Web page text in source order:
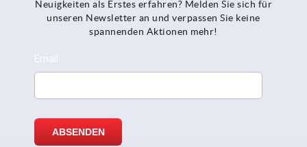
Neuigkeiten als Erstes erfahren? Melden Sie sich für
unseren Newsletter an und verpassen Sie keine
spannenden Aktionen mehr!